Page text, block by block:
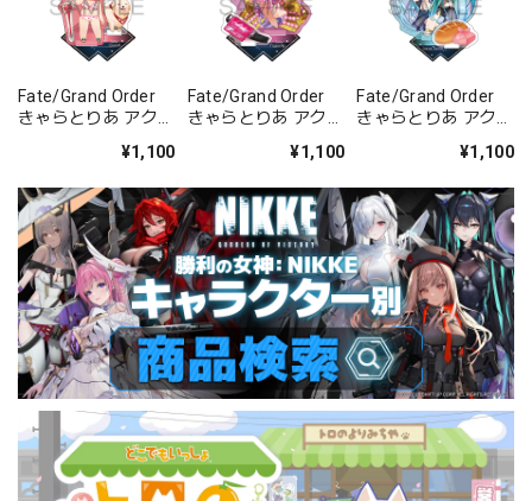
Fate/Grand Order
きゃらとりあ アクリ
¥1,100
Fate/Grand Order
きゃらとりあ アクリ
ー/パッションリッ
¥1,100
Fate/Grand Order
きゃらとりあ アクリ
ー/ラーヴァ/ティア
¥1,100